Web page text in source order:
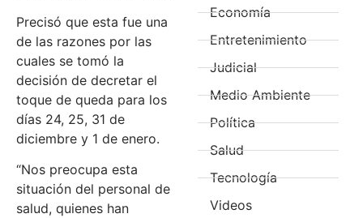
Precisó que esta fue una
de las razones por las
cuales se tomó la
decisión de decretar el
toque de queda para los
días 24, 25, 31 de
diciembre y 1 de enero.
“Nos preocupa esta
situación del personal de
salud, quienes han
Economía
Entretenimiento
Judicial
Medio Ambiente
Política
Salud
Tecnología
Videos